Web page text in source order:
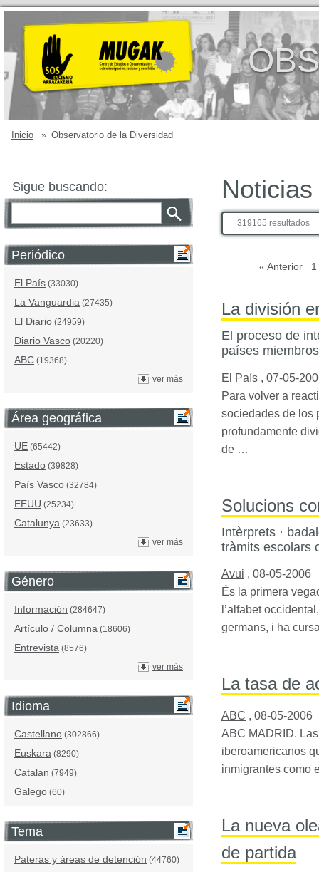
Inicio » Observatorio de la Diversidad
Sigue buscando:
Periódico
El País (33030)
La Vanguardia (27435)
El Diario (24959)
Diario Vasco (20220)
ABC (19368)
ver más
Área geográfica
UE (65442)
Estado (39828)
País Vasco (32784)
EEUU (25234)
Catalunya (23633)
ver más
Género
Información (284647)
Artículo / Columna (18606)
Entrevista (8576)
ver más
Idioma
Castellano (302866)
Euskara (8290)
Catalan (7949)
Galego (60)
Tema
Pateras y áreas de detención (44760)
Noticias
319165 resultados
« Anterior 1
La división
El proceso de
países miembros
El País , 07-05-
Para volver a
sociedades de los
profundamente
de …
Solucions
Intèrprets ·
tràmits escolars
Avui , 08-05-2006
És la primera
l’alfabet
germans, i ha
La tasa de
ABC , 08-05-2006
ABC MADRID.
iberoamericanos
inmigrantes como
La nueva
de partida